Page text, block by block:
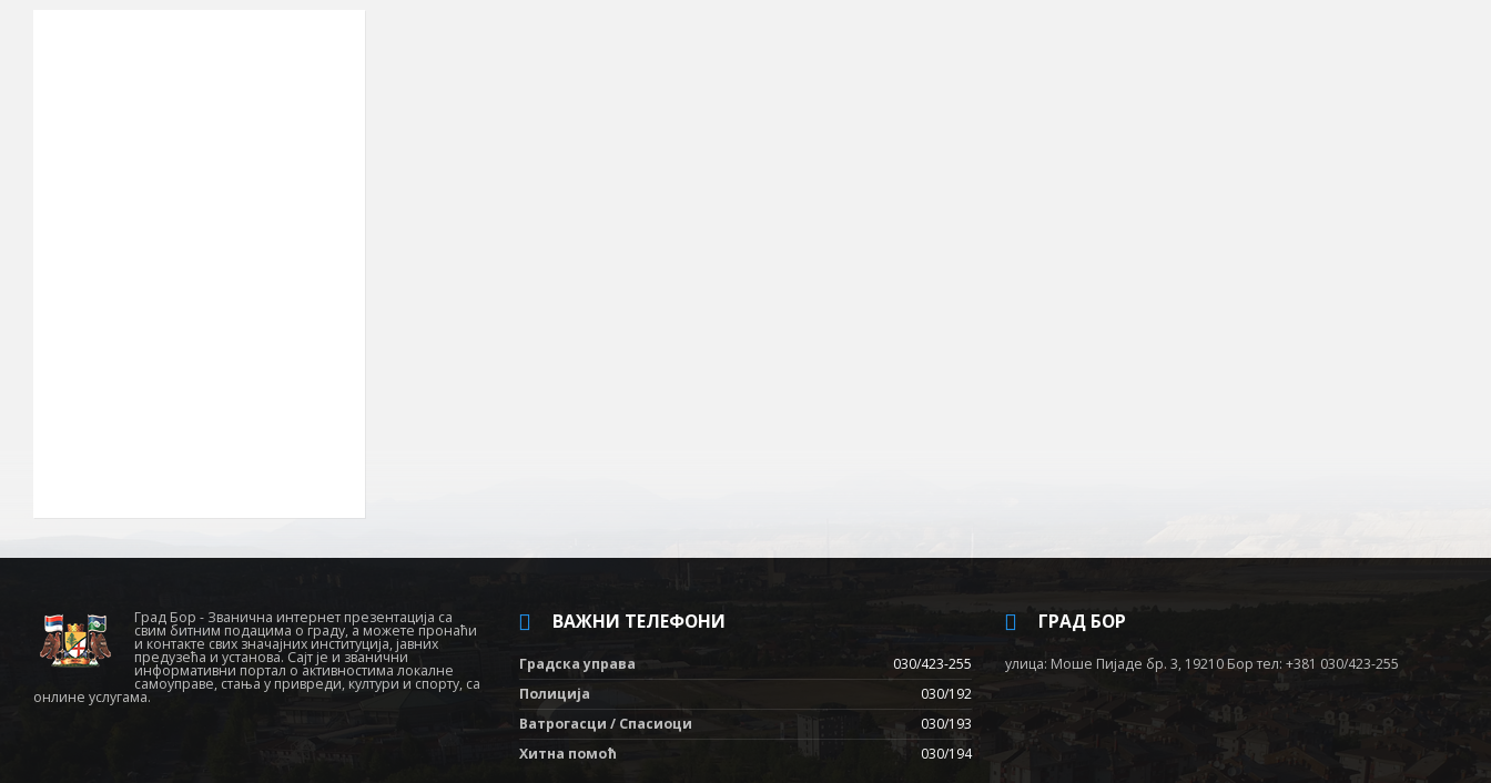
Град Бор - Званична интернет презентација са
свим битним подацима о граду, а можете пронаћи
и контакте свих значајних институција, јавних
предузећа и установа. Сајт је и званични
информативни портал о активностима локалне
самоуправе, стања у привреди, култури и спорту, са
онлине услугама.
ВАЖНИ ТЕЛЕФОНИ
Градска управа
030/423-255
Полиција
030/192
Ватрогасци / Спасиоци
030/193
Хитна помоћ
030/194
ГРАД БОР
улица: Моше Пијаде бр. 3, 19210 Бор тел: +381 030/423-255